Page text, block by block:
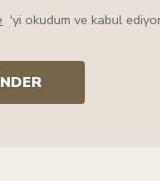
'yi okudum ve kabul